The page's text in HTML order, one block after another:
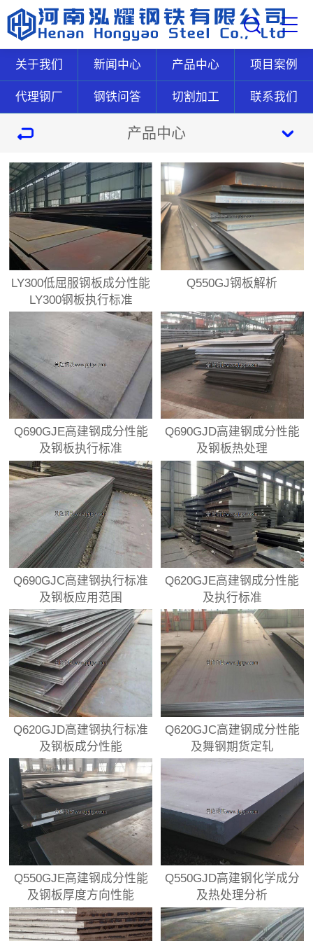
关于我们 新闻中心 产品中心 项目案例
代理钢厂 钢铁问答 切割加工 联系我们
产品中心
LY300低屈服钢板成分性能
LY300钢板执行标准
Q550GJ钢板解析
Q690GJE高建钢成分性能
及钢板执行标准
Q690GJD高建钢成分性能
及钢板热处理
Q690GJC高建钢执行标准
及钢板应用范围
Q620GJE高建钢成分性能
及执行标准
Q620GJD高建钢执行标准
及钢板成分性能
Q620GJC高建钢成分性能
及舞钢期货定轧
Q550GJE高建钢成分性能
及钢板厚度方向性能
Q550GJD高建钢化学成分
及热处理分析